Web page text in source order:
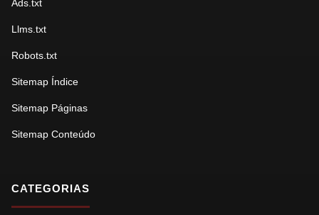
Ads.txt
Llms.txt
Robots.txt
Sitemap Índice
Sitemap Páginas
Sitemap Conteúdo
CATEGORIAS